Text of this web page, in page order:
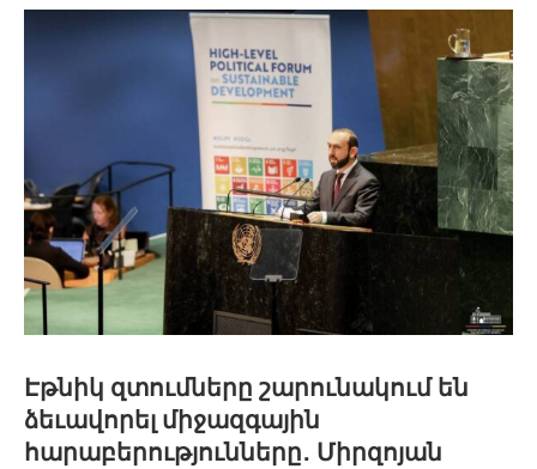
Էթնիկ զտումները շարունակում են
ձեւավորել միջազգային
հարաբերությունները․ Միրզոյան